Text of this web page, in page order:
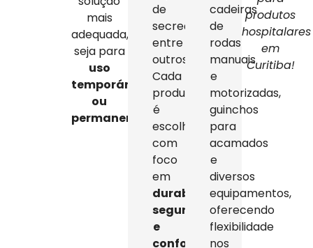
mais
adequada,
seja para
uso
temporário
ou
permanente
de
secreção,
entre
outros.
Cada
produto
é
escolhido
com
foco
em
durabilidade,
segurança
e
conforto
cadeiras
de
rodas
manuais
e
motorizadas,
guinchos
para
acamados
e
diversos
equipamentos,
oferecendo
flexibilidade
nos
produtos
hospitalares
em
Curitiba!